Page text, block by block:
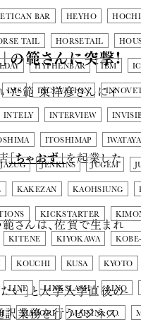
BAR HEYHO
TAIL HORSETAIL
HYPHENBAR IBM
IMS INCUVATION
INTELY INTERVIEW
ITOSHIMAP IWATAYA
JAZUG JENKINS JUGEM
KAKEZAN KAOHSIUNG
KICKSTARTER
KITENE KIYOKAWA
KOUCHI KUSA KYOTO
LINE LINKSLASH LINQ
MADORI MAISIN&CO.
の範さんに突撃!
た範 東洋彦さんにイ
「ちゃおず」を起業した
さんは、佐賀で生まれ
い」と大学入学直後の
業務を行うビジネス